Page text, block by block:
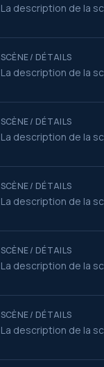
La description de la
SCÈNE / DÉTAILS
La description de la
SCÈNE / DÉTAILS
La description de la
SCÈNE / DÉTAILS
La description de la
SCÈNE / DÉTAILS
La description de la
SCÈNE / DÉTAILS
La description de la